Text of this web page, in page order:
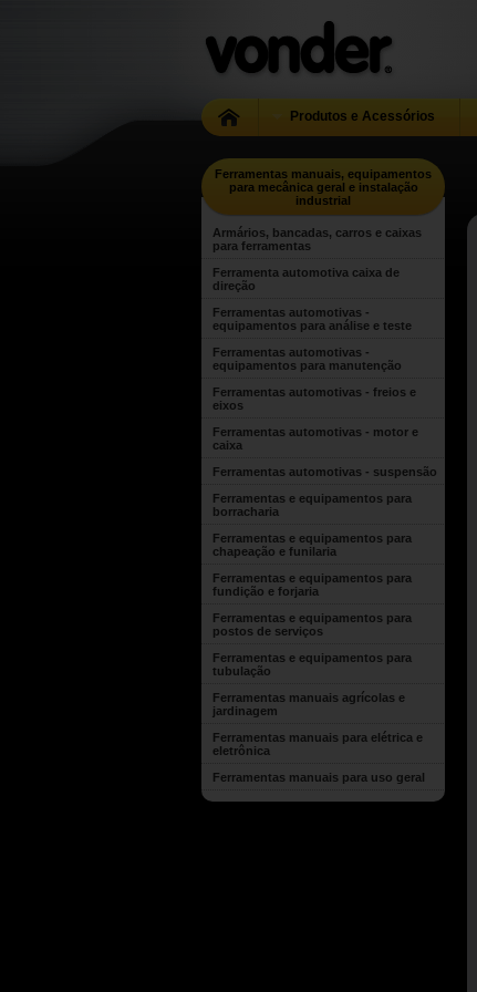
Produtos e Acessórios
Ferramentas manuais, equipamentos
para mecânica geral e instalação
industrial
Armários, bancadas, carros e caixas
para ferramentas
Ferramenta automotiva caixa de
direção
Ferramentas automotivas -
equipamentos para análise e teste
Ferramentas automotivas -
equipamentos para manutenção
Ferramentas automotivas - freios e
eixos
Ferramentas automotivas - motor e
caixa
Ferramentas automotivas - suspensão
Ferramentas e equipamentos para
borracharia
Ferramentas e equipamentos para
chapeação e funilaria
Ferramentas e equipamentos para
fundição e forjaria
Ferramentas e equipamentos para
postos de serviços
Ferramentas e equipamentos para
tubulação
Ferramentas manuais agrícolas e
jardinagem
Ferramentas manuais para elétrica e
eletrônica
Ferramentas manuais para uso geral